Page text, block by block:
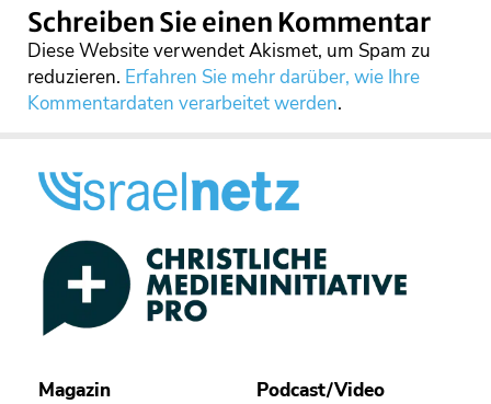
Schreiben Sie einen Kommentar
Diese Website verwendet Akismet, um Spam zu
reduzieren. Erfahren Sie mehr darüber, wie Ihre
Kommentardaten verarbeitet werden.
Magazin
Podcast/Video